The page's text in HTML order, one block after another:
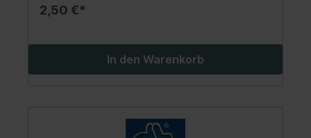
2,50 €*
In den Warenkorb